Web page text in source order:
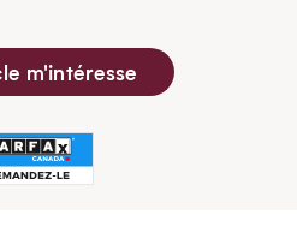
m'intéresse